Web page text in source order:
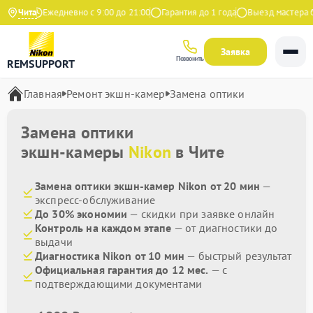
ЧитаЕжедневно с 9:00 до 21:00 Гарантия до 1 года Выезд мастера
REMSUPPORT Позвонить
Заявка
Главная Ремонт экшн-камер Замена оптики
Замена оптики
экшн-камеры Nikon в Чите
Замена оптики экшн-камер Nikon от 20 мин —
экспресс-обслуживание
До 30% экономии — скидки при заявке онлайн
Контроль на каждом этапе — от диагностики до
выдачи
Диагностика Nikon от 10 мин — быстрый результат
Официальная гарантия до 12 мес. — с
подтверждающими документами